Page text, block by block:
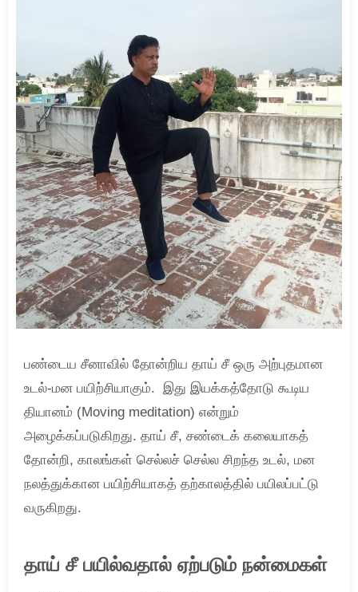
பண்டைய சீனாவில் தோன்றிய தாய் சீ ஒரு அற்புதமான
உடல்-மன பயிற்சியாகும். இது இயக்கத்தோடு கூடிய
தியானம் (Moving meditation) என்றும்
அழைக்கப்படுகிறது. தாய் சீ, சண்டைக் கலையாகத்
தோன்றி, காலங்கள் செல்லச் செல்ல சிறந்த உடல், மன
நலத்துக்கான பயிற்சியாகத் தற்காலத்தில் பயிலப்பட்டு
வருகிறது.
தாய் சீ பயில்வதால் ஏற்படும் நன்மைகள்